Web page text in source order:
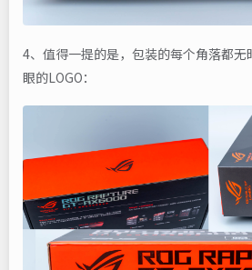
4、值得一提的是，包装的每个角落都无
眼的LOGO：